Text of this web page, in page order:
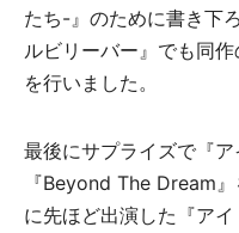
たち-』のために書き下
ルビリーバー』でも同
を行いました。
最後にサプライズで『
『Beyond The Dream
に先ほど出演した『ア